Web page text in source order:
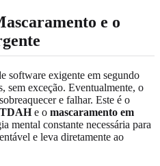
e o
software exigente em segundo
sem exceção. Eventualmente, o
e falhar. Este é o
TDAHe o mascaramento em
mental constante necessária para
e leva diretamente ao